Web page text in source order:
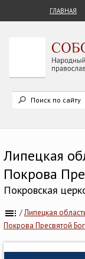
ГЛАВНАЯ
Липецкая
Покрова
Покровская
/Липецкая
Покрова Пресвятой